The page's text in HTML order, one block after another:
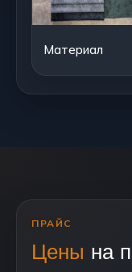
Материал
ПРАЙС
Цены на